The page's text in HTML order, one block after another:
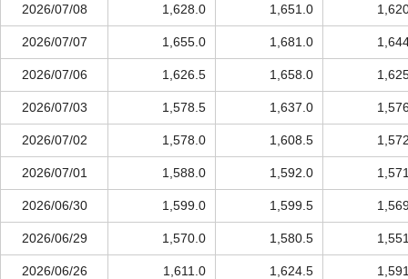
2026/07/08 1,628.0 1,651.0
2026/07/07 1,655.0 1,681.0
2026/07/06 1,626.5 1,658.0
2026/07/03 1,578.5 1,637.0
2026/07/02 1,578.0 1,608.5
2026/07/01 1,588.0 1,592.0
2026/06/30 1,599.0 1,599.5
2026/06/29 1,570.0 1,580.5
2026/06/26 1,611.0 1,624.5